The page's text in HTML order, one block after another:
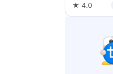
★ 4.0